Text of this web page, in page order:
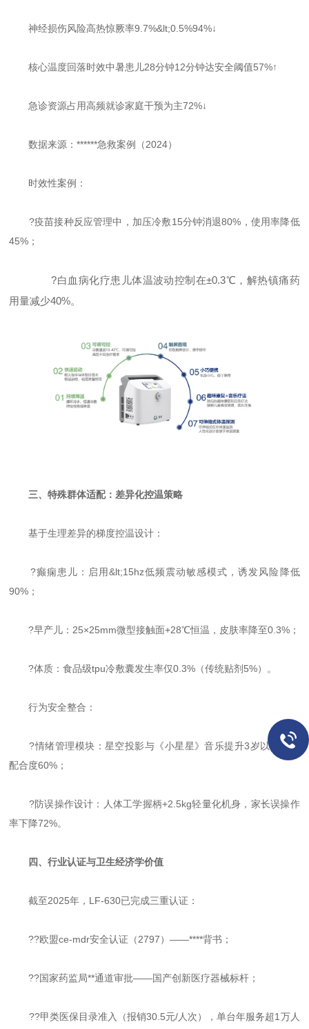
神经损伤风险高热惊厥率9.7%&lt;0.5%94%↓
核心温度回落时效中暑患儿28分钟12分钟达安全阈值57%↑
急诊资源占用高频就诊家庭干预为主72%↓
数据来源：******急救案例（2024）
时效性案例：
?疫苗接种反应管理中，加压冷敷15分钟消退80%，使用率降低
45%；
?白血病化疗患儿体温波动控制在±0.3℃，解热镇痛药
用量减少40%。
三、特殊群体适配：差异化控温策略
基于生理差异的梯度控温设计：
?癫痫患儿：启用&lt;15hz低频震动敏感模式，诱发风险降低
90%；
?早产儿：25×25mm微型接触面+28℃恒温，皮肤率降至0.3%；
?体质：食品级tpu冷敷囊发生率仅0.3%（传统贴剂5%）。
行为安全整合：
?情绪管理模块：星空投影与《小星星》音乐提升3岁以下患儿
配合度60%；
?防误操作设计：人体工学握柄+2.5kg轻量化机身，家长误操作
率下降72%。
四、行业认证与卫生经济学价值
截至2025年，LF-630已完成三重认证：
??欧盟ce-mdr安全认证（2797）——****背书；
??国家药监局**通道审批——国产创新医疗器械标杆；
??甲类医保目录准入（报销30.5元/人次），单台年服务超1万人